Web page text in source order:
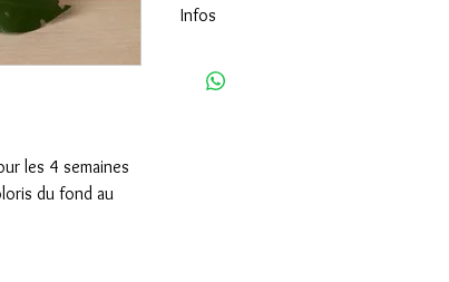
les 4 semaines
du fond au
Infos